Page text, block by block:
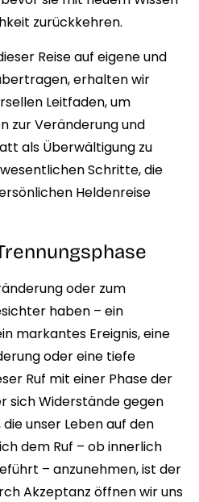
zurückkehren.
Reise auf eigene und
erhalten wir
Leitfaden, um
zur Veränderung und
als Überwältigung zu
Schritte, die
Heldenreise
oder zum
haben – ein
markantes Ereignis, eine
oder eine tiefe
Ruf mit einer Phase der
sich Widerstände gegen
unser Leben auf den
dem Ruf – ob innerlich
– anzunehmen, ist der
Akzeptanz öffnen wir uns